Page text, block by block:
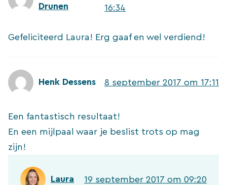
Drunen
16:34
Gefeliciteerd Laura! Erg gaaf en wel verdiend!
Henk Dessens 8 september 2017 om 17:11
Een fantastisch resultaat!
En een mijlpaal waar je beslist trots op mag
zijn!
Laura 19 september 2017 om 09:20